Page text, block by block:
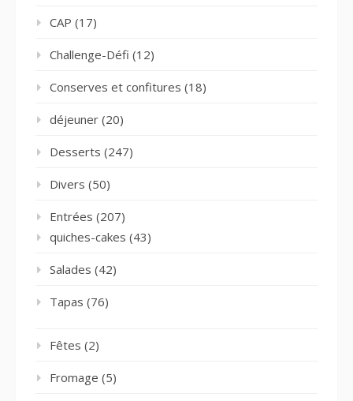
CAP (17)
Challenge-Défi (12)
Conserves et confitures (18)
déjeuner (20)
Desserts (247)
Divers (50)
Entrées (207)
quiches-cakes (43)
Salades (42)
Tapas (76)
Fêtes (2)
Fromage (5)